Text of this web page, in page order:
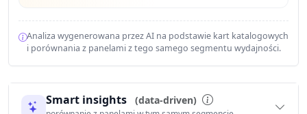
Analiza wygenerowana przez AI na podstawie kart katalogowych
i porównania z panelami z tego samego segmentu wydajności.
Smart insights (data-driven)